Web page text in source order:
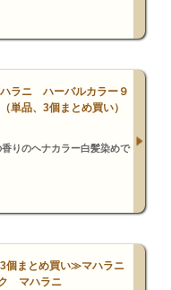
ラニ ハーバルカラー９
単品、3個まとめ買い）
りのヘナカラー白髪染めで
まとめ買い≫マハラニ
マハラニ